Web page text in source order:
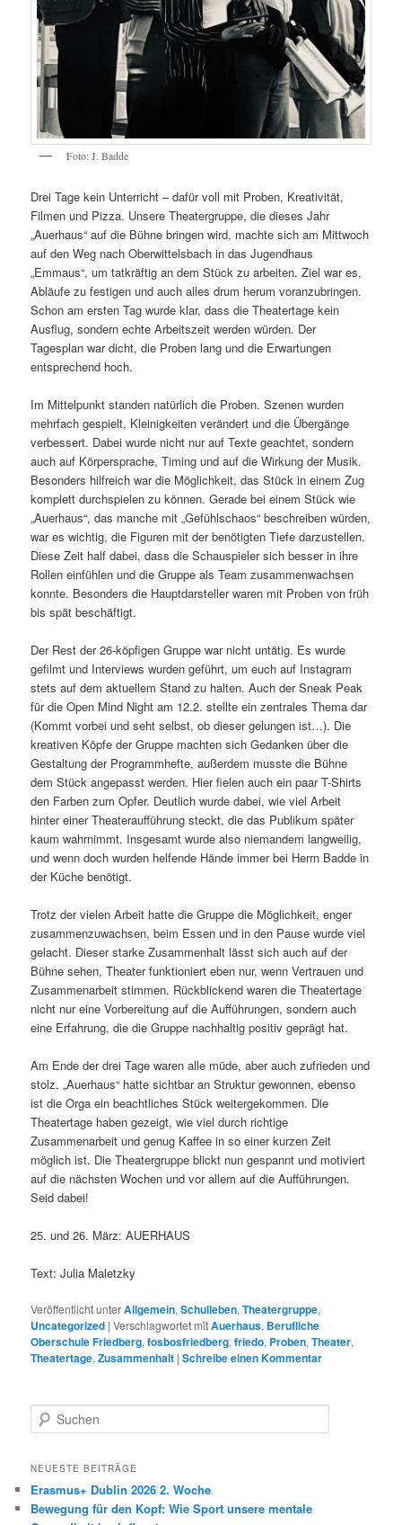
Foto: J. Badde
Drei Tage kein Unterricht – dafür voll mit Proben, Kreativität,
Filmen und Pizza. Unsere Theatergruppe, die dieses Jahr
„Auerhaus“ auf die Bühne bringen wird, machte sich am Mittwoch
auf den Weg nach Oberwittelsbach in das Jugendhaus
„Emmaus“, um tatkräftig an dem Stück zu arbeiten. Ziel war es,
Abläufe zu festigen und auch alles drum herum voranzubringen.
Schon am ersten Tag wurde klar, dass die Theatertage kein
Ausflug, sondern echte Arbeitszeit werden würden. Der
Tagesplan war dicht, die Proben lang und die Erwartungen
entsprechend hoch.
Im Mittelpunkt standen natürlich die Proben. Szenen wurden
mehrfach gespielt, Kleinigkeiten verändert und die Übergänge
verbessert. Dabei wurde nicht nur auf Texte geachtet, sondern
auch auf Körpersprache, Timing und auf die Wirkung der Musik.
Besonders hilfreich war die Möglichkeit, das Stück in einem Zug
komplett durchspielen zu können. Gerade bei einem Stück wie
„Auerhaus“, das manche mit „Gefühlschaos“ beschreiben würden,
war es wichtig, die Figuren mit der benötigten Tiefe darzustellen.
Diese Zeit half dabei, dass die Schauspieler sich besser in ihre
Rollen einfühlen und die Gruppe als Team zusammenwachsen
konnte. Besonders die Hauptdarsteller waren mit Proben von früh
bis spät beschäftigt.
Der Rest der 26-köpfigen Gruppe war nicht untätig. Es wurde
gefilmt und Interviews wurden geführt, um euch auf Instagram
stets auf dem aktuellem Stand zu halten. Auch der Sneak Peak
für die Open Mind Night am 12.2. stellte ein zentrales Thema dar
(Kommt vorbei und seht selbst, ob dieser gelungen ist…). Die
kreativen Köpfe der Gruppe machten sich Gedanken über die
Gestaltung der Programmhefte, außerdem musste die Bühne
dem Stück angepasst werden. Hier fielen auch ein paar T-Shirts
den Farben zum Opfer. Deutlich wurde dabei, wie viel Arbeit
hinter einer Theateraufführung steckt, die das Publikum später
kaum wahrnimmt. Insgesamt wurde also niemandem langweilig,
und wenn doch wurden helfende Hände immer bei Herrn Badde in
der Küche benötigt.
Trotz der vielen Arbeit hatte die Gruppe die Möglichkeit, enger
zusammenzuwachsen, beim Essen und in den Pause wurde viel
gelacht. Dieser starke Zusammenhalt lässt sich auch auf der
Bühne sehen, Theater funktioniert eben nur, wenn Vertrauen und
Zusammenarbeit stimmen. Rückblickend waren die Theatertage
nicht nur eine Vorbereitung auf die Aufführungen, sondern auch
eine Erfahrung, die die Gruppe nachhaltig positiv geprägt hat.
Am Ende der drei Tage waren alle müde, aber auch zufrieden und
stolz. „Auerhaus“ hatte sichtbar an Struktur gewonnen, ebenso
ist die Orga ein beachtliches Stück weitergekommen. Die
Theatertage haben gezeigt, wie viel durch richtige
Zusammenarbeit und genug Kaffee in so einer kurzen Zeit
möglich ist. Die Theatergruppe blickt nun gespannt und motiviert
auf die nächsten Wochen und vor allem auf die Aufführungen.
Seid dabei!
25. und 26. März: AUERHAUS
Text: Julia Maletzky
Veröffentlicht unterAllgemein,Schulleben,Theatergruppe,
Uncategorized |Verschlagwortet mitAuerhaus, Berufliche
Oberschule Friedberg,fosbosfriedberg,friedo, Proben,Theater,
Theatertage,Zusammenhalt |Schreibe einen Kommentar
u
h
n
NEUESTE BEITRÄGE
Erasmus+ Dublin 2026 2. Woche
Bewegung für den Kopf: Wie Sport unsere mentale